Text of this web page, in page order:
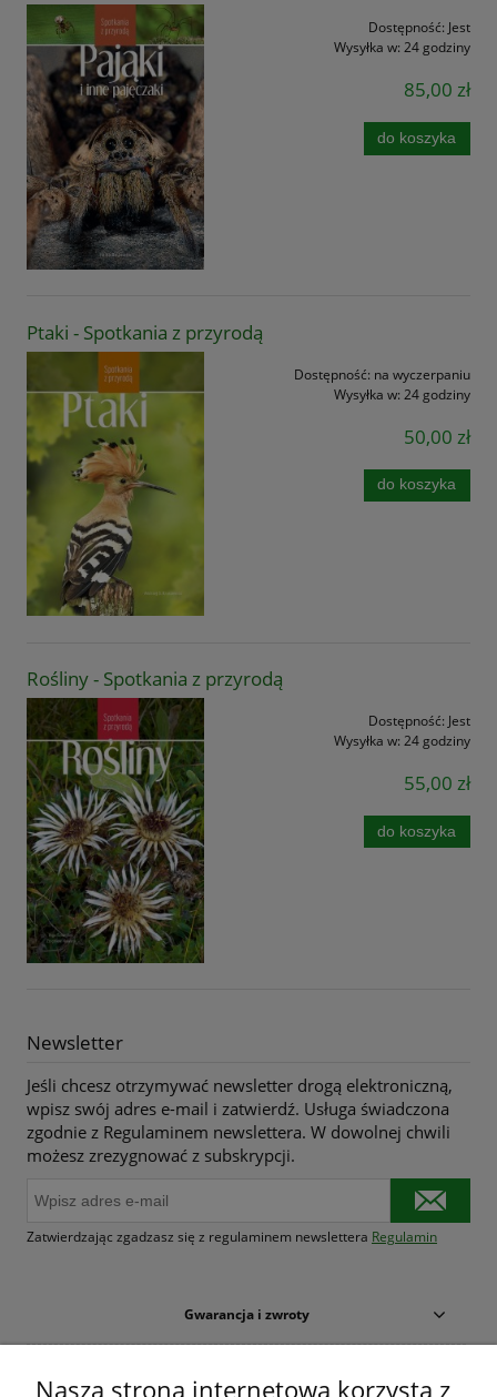
Dostępność: Jest
Wysyłka w: 24 godziny
85,00 zł
do koszyka
Ptaki - Spotkania z przyrodą
Dostępność: na wyczerpaniu
Wysyłka w: 24 godziny
50,00 zł
do koszyka
Rośliny - Spotkania z przyrodą
Dostępność: Jest
Wysyłka w: 24 godziny
55,00 zł
do koszyka
Newsletter
Jeśli chcesz otrzymywać newsletter drogą elektroniczną,
wpisz swój adres e-mail i zatwierdź. Usługa świadczona
zgodnie z Regulaminem newslettera. W dowolnej chwili
możesz zrezygnować z subskrypcji.
Zatwierdzając zgadzasz się z regulaminem newslettera Regulamin
Gwarancja i zwroty
Nasza strona internetowa korzysta z